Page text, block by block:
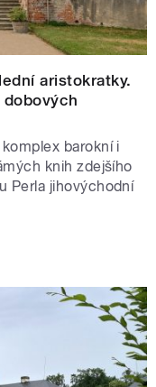
aristokratky.
barokní i
knih zdejšího
Perla jihovýchodní